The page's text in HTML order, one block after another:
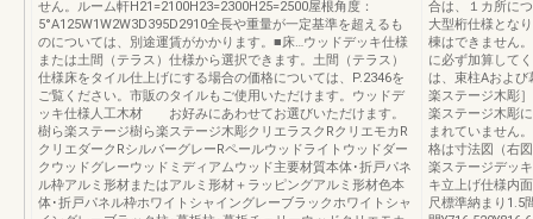
せん。ルーム軒H21=2100H23=2300H25=2500屋根角度：
5°A125W1W2W3D395D2910全長や重量が一定基準を超えるも
のについては、別途運賃がかかります。■床…ウッドデッキ仕様
または土間（テラス）仕様から選択できます。土間（テラス）
仕様床をタイル仕上げにする場合の価格については、P.2346を
ご覧ください。市販のタイルもご使用いただけます。ウッドデ
ッキ仕様人工木材 お好みにあわせてお選びいただけます。
樹ら楽ステージ樹ら楽ステージ木彫クリエラスクRクリエモカR
クリエダークRシルバーグレーRペールウッドライトウッドダー
クウッドグレーウッドミディアムウッド主要材質本体･折戸パネ
ル枠アルミ形材またはアルミ形材＋ラッピングアルミ形材色本
体･折戸パネル枠ホワイトシャイングレーブラックホワイトシャ
合は、１カ所に
大型桁仕様とな
棟はできません
に必ず加算して
は、束柱Aおよ
楽ステージ木彫
楽ステージ木彫
まれていません
格は寸法図（右
楽ステージデッ
キ立上げ仕様内
尺標準納まり1.5